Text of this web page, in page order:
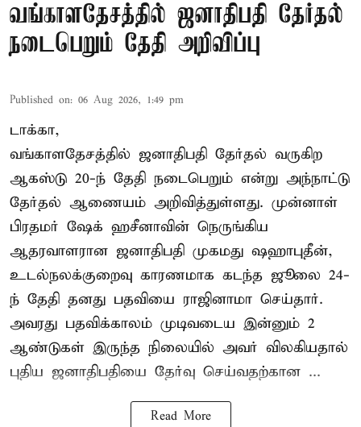
வங்காளதேசத்தில் ஜனாதிபதி தேர்தல்
நடைபெறும் தேதி அறிவிப்பு
Published on: 06 Aug 2026, 1:49 pm
டாக்கா,
வங்காளதேசத்தில் ஜனாதிபதி தேர்தல் வருகிற
ஆகஸ்டு 20-ந் தேதி நடைபெறும் என்று அந்நாட்டு
தேர்தல் ஆணையம் அறிவித்துள்ளது. முன்னாள்
பிரதமர் ஷேக் ஹசீனாவின் நெருங்கிய
ஆதரவாளரான ஜனாதிபதி முகமது ஷஹாபுதீன்,
உடல்நலக்குறைவு காரணமாக கடந்த ஜூலை 24-
ந் தேதி தனது பதவியை ராஜினாமா செய்தார்.
அவரது பதவிக்காலம் முடிவடைய இன்னும் 2
ஆண்டுகள் இருந்த நிலையில் அவர் விலகியதால்
புதிய ஜனாதிபதியை தேர்வு செய்வதற்கான ...
Read More